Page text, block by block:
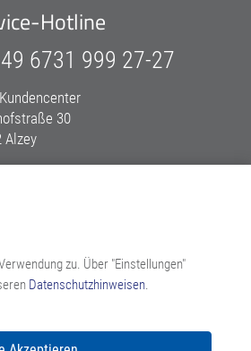
Hotline
6731 999 27-27
30
Alzey
zu. Über "Einstellungen"
Datenschutzhinweisen.